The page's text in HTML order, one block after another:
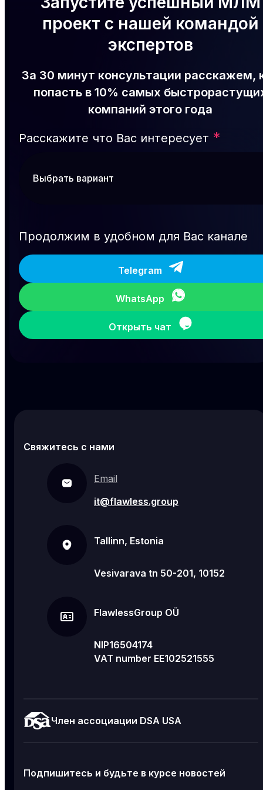
проект с нашей командой
экспертов
За 30 минут консультации расскажем,
попасть в 10% самых
компаний этого года
Расскажите что Вас интересует *
Продолжим в удобном для Вас канале
Telegram
WhatsApp
Открыть чат
Свяжитесь с нами
Email
it@flawless.group
Tallinn, Estonia
Vesivarava tn 50-201, 10152
FlawlessGroup OÜ
NIP16504174
VAT number EE102521555
Член ассоциации DSA USA
Подпишитесь и будьте в курсе новостей